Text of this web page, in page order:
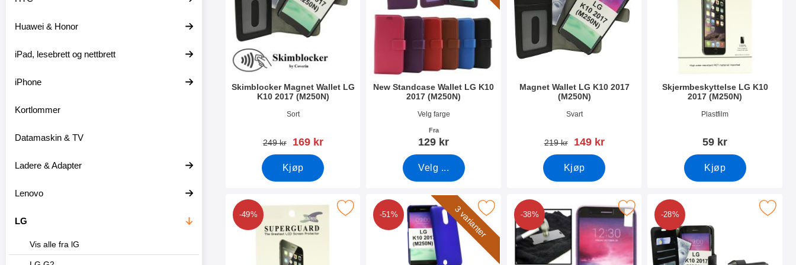
Huawei & Honor
iPad, lesebrett og nettbrett
iPhone
Kortlommer
Datamaskin & TV
Ladere & Adapter
Lenovo
LG
Vis alle fra lG
Skimblocker Magnet Wallet LG
K10 2017 (M250N)
Varenummer 33924
Sort
gammel pris
249 kr ny pris
169 kr
Kjøp
New Standcase Wallet LG K10
2017 (M250N)
Varenummer 31660
Velg farge
Fra
129 kr
Velg ...
Magnet Wallet LG K10 2017
(M250N)
Varenummer 24733
Svart
gammel pris
219 kr ny pris
149 kr
Kjøp
Skjermbeskyttelse LG K10
2017 (M250N)
Varenummer 22840
Plastfilm
59 kr
Kjøp
-49%
Merk 6-pakning Skjermbeskyttelse LG K10 2017 (M250N) som favoritt
3 varianter
-51%
Merk hardcase Deksel LG K10 2017 (M250N) som favoritt
-38%
Merk glassbeskyttelse LG K10 2017 (M250N) som favoritt
-28%
Merk crazy Horse Wallet LG K10